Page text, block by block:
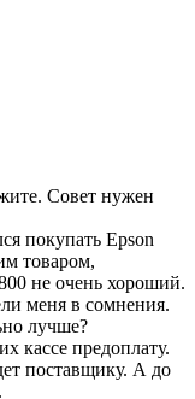
Совет нужен
покупать Epson
товаром,
не очень хороший.
меня в сомнения.
лучше?
кассе предоплату.
поставщику. А до